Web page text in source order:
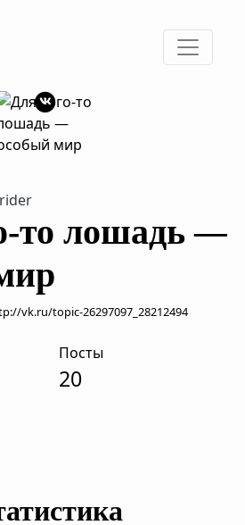
то лошадь —
vk.ru/topic-26297097_28212494
Посты
20